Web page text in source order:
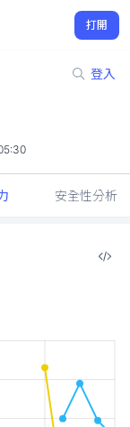
打開
登入
安全性分析